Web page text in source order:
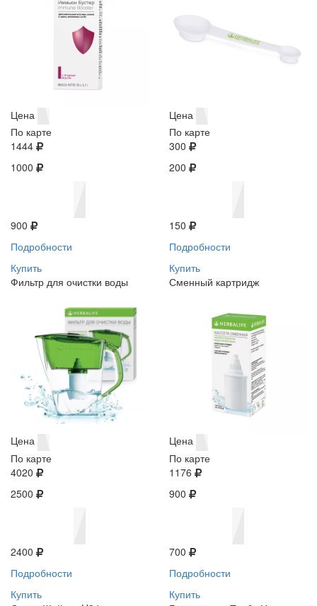
Цена
По карте
1444
1000
900
Подробности
Купить
Цена
По карте
300
200
150
Подробности
Купить
Фильтр для очистки воды
Цена
По карте
4020
2500
2400
Подробности
Купить
Сменный картридж
Цена
По карте
1176
900
700
Подробности
Купить